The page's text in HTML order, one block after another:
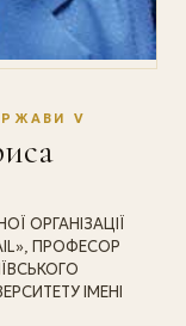
V
ОРГАНІЗАЦІЇ
ПРОФЕСОР
ІМЕНІ